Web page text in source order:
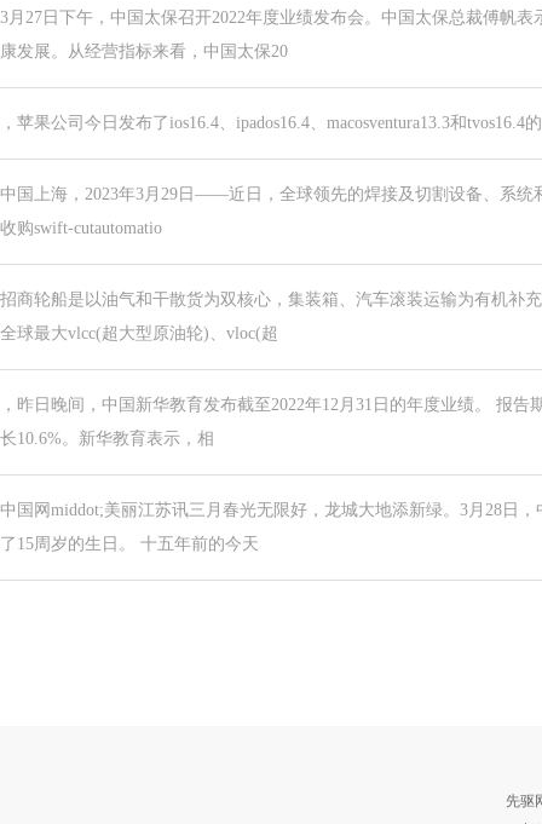
3月27日下午，中国太保召开2022年度业绩发布会。中国太保总裁傅帆表
康发展。从经营指标来看，中国太保20
，苹果公司今日发布了ios16.4、ipados16.4、macosventura13.3和
中国上海，2023年3月29日——近日，全球领先的焊接及切割设备、系统
收购swift-cutautomatio
招商轮船是以油气和干散货为双核心，集装箱、汽车滚装运输为有机补
全球最大vlcc(超大型原油轮)、vloc(超
，昨日晚间，中国新华教育发布截至2022年12月31日的年度业绩。 报
长10.6%。新华教育表示，相
中国网middot;美丽江苏讯三月春光无限好，龙城大地添新绿。3月28日
了15周岁的生日。 十五年前的今天
先驱